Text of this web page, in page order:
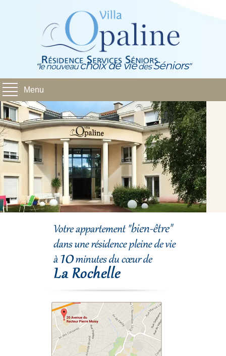
“le nouveauchoix de viedesSéniors”
Menu
La Résidence
Le Cadre de Vie
Les Appartements
Location et Services
Contact
Le Groupe